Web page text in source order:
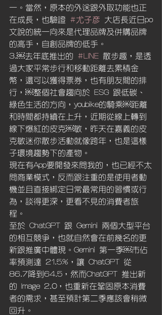
一。當然，原本的外送跟外取功能也正
在成長，也驗證 #尤子彥 大店長近日po
文說的統一向來是代理品牌及併購品牌
的高手，自創品牌的低手。
3.￼去年底推出的 #LINE 散步趣，是透
過大家平常步行和移動距離去累積金
幣，還可以獲得票券，也有朋友間的排
行，￼整個社會趨向於 ESG 跟低碳、
綠色生活的方向，youbike的騎乘￼距離
和時間都持續在上升，近期從線上轉到
線下爆紅的皮克￼敏，昨天在嘉義的皮
克敏迷你散步活動就像跨年，也是這樣
子環境趨勢下的產物。
現在有App要開發來問我的，也已經不太
問商業模式，反而跟注重的是使用者動
機並且直接綁定日常最常用的習慣或行
為，談得更深，更看不見的消費者旅
程。
至於 ChatGPT 跟 Gemini 兩個大型平台
的相互競爭，也就自然會在前幾名的更
新跟推廣中體現。Gemini 第一季￼市佔
率預測達 21.5%，讓 ChatGPT 從
86.7降到64.5，然而ChatGPT 推出新
的 Image 2.0，也重新在鞏固原本消費
者的需求，甚至預計第二季應該會稍微
回升。